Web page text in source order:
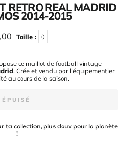
RETRO REAL MADRID
2014-2015
Taille : 0
ce maillot de football vintage
. Crée et vendu par l’équipementier
au cours de la saison.
ÉPUISÉ
ta collection, plus doux pour la planète
!